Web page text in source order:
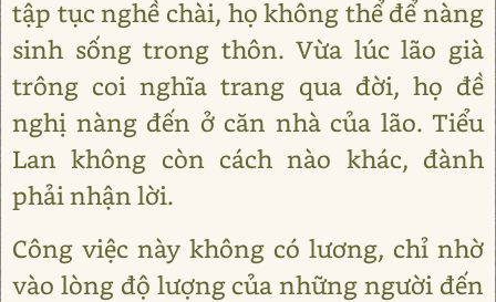
tập tục nghề chài, họ không thể để nàng
sinh sống trong thôn. Vừa lúc lão già
trông coi nghĩa trang qua đời, họ đề
nghị nàng đến ở căn nhà của lão. Tiểu
Lan không còn cách nào khác, đành
phải nhận lời.
Công việc này không có lương, chỉ nhờ
vào lòng độ lượng của những người đến